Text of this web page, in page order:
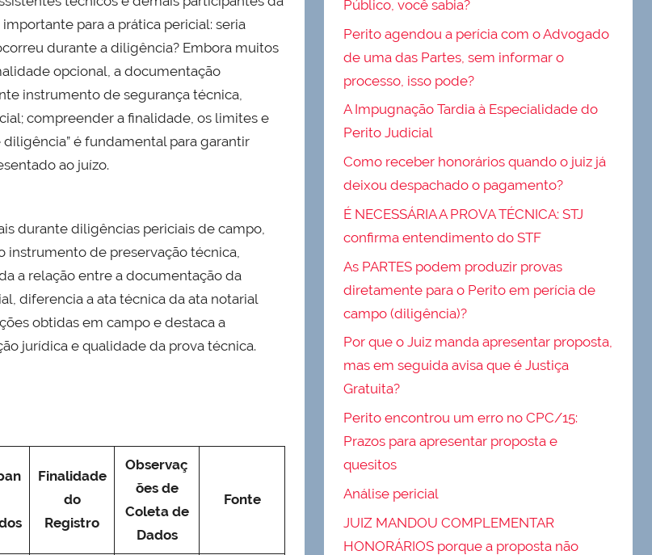
para a prática pericial: seria
durante a diligência? Embora muitos
opcional, a documentação
instrumento de segurança técnica,
compreender a finalidade, os limites e
diligência” é fundamental para garantir
ao juízo.
durante diligências periciais de campo,
instrumento de preservação técnica,
a relação entre a documentação da
diferencia a ata técnica da ata notarial
obtidas em campo e destaca a
jurídica e qualidade da prova técnica.
Finalidade
do
Registro
Observaç
ões de
Coleta de
Dados
Fonte
Público, você sabia?
Perito agendou a perícia com o Advogado
de uma das Partes, sem informar o
processo, isso pode?
A Impugnação Tardia à Especialidade do
Perito Judicial
Como receber honorários quando o juiz já
deixou despachado o pagamento?
É NECESSÁRIA A PROVA TÉCNICA: STJ
confirma entendimento do STF
As PARTES podem produzir provas
diretamente para o Perito em perícia de
campo (diligência)?
Por que o Juiz manda apresentar proposta,
mas em seguida avisa que é Justiça
Gratuita?
Perito encontrou um erro no CPC/15:
Prazos para apresentar proposta e
quesitos
Análise pericial
JUIZ MANDOU COMPLEMENTAR
HONORÁRIOS porque a proposta não